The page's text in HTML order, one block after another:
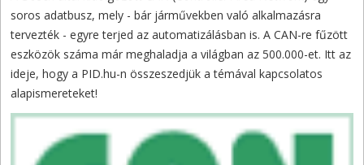
soros adatbusz, mely - bár járművekben való alkalmazásra
tervezték - egyre terjed az automatizálásban is. A CAN-re fűzött
eszközök száma már meghaladja a világban az 500.000-et. Itt az
ideje, hogy a PID.hu-n összeszedjük a témával kapcsolatos
alapismereteket!